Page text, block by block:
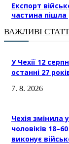
Експорт
частина пішла
ВАЖЛИВІ
У Чехії 12
останні 27
7. 8. 2026
Чехія
чоловіків
виконує